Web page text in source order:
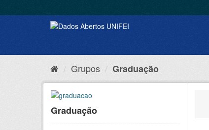
Grupos Graduação
Graduação